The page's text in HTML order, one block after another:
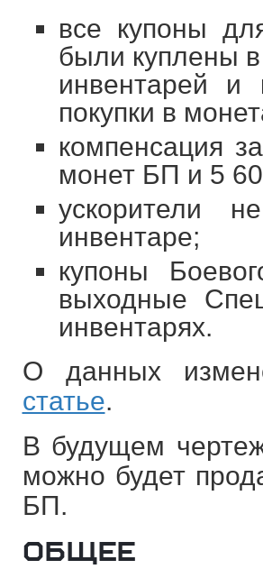
все купоны
были куплены
инвентарей и
покупки в
компенсация
монет БП и 5
ускорители
инвентаре;
купоны
выходные
инвентарях.
О данных
статье.
В будущем
можно будет
БП.
ОБЩЕЕ